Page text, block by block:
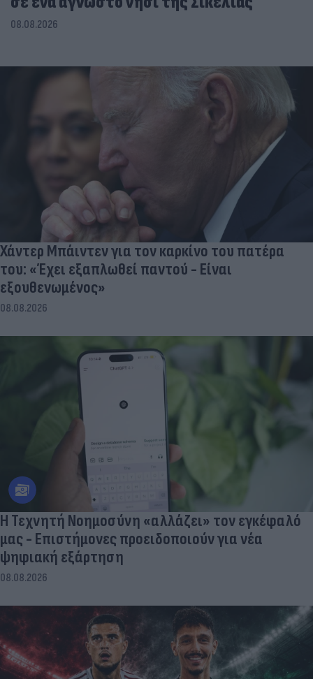
08.08.2026
Χάντερ Μπάιντεν για τον καρκίνο του πατέρα
του: «Έχει εξαπλωθεί παντού - Είναι
εξουθενωμένος»
08.08.2026
Η Τεχνητή Νοημοσύνη «αλλάζει» τον εγκέφαλό
μας - Eπιστήμονες προειδοποιούν για νέα
ψηφιακή εξάρτηση
08.08.2026